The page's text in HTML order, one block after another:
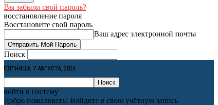
Вы забыли свой пароль?
восстановление пароля
Восстановите свой пароль
Ваш адрес электронной почты
Поиск
ПЯТНИЦА, 7 АВГУСТА, 2026
войти в систему
Добро пожаловать! Войдите в свою учётную запись